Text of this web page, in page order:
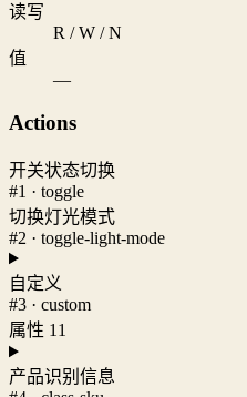
读写
R / W / N
值
—
Actions
开关状态切换
#1 · toggle
切换灯光模式
#2 · toggle-light-mode
自定义
#3 · custom
属性 11
产品识别信息